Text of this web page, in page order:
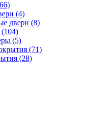
(4)
двери (8)
(5)
(71)
(28)